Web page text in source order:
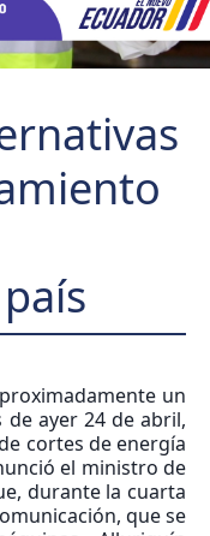
un
ayer 24 de abril,
cortes de energía
el ministro de
durante la cuarta
que se